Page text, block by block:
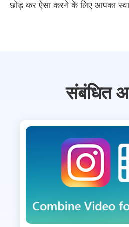
छोड़ कर ऐसा करने के लिए आपका
संबंधित